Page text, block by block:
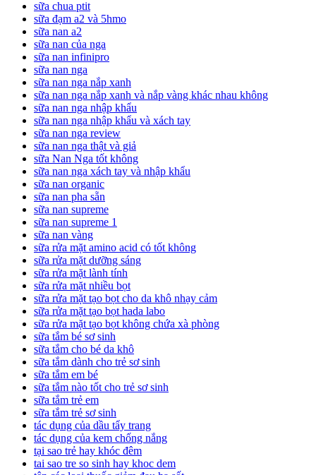
sữa chua ptit
sữa đạm a2 và 5hmo
sữa nan a2
sữa nan của nga
sữa nan infinipro
sữa nan nga
sữa nan nga nắp xanh
sữa nan nga nắp xanh và nắp vàng khác nhau không
sữa nan nga nhập khẩu
sữa nan nga nhập khẩu và xách tay
sữa nan nga review
sữa nan nga thật và giả
sữa Nan Nga tốt không
sữa nan nga xách tay và nhập khẩu
sữa nan organic
sữa nan pha sẵn
sữa nan supreme
sữa nan supreme 1
sữa nan vàng
sữa rửa mặt amino acid có tốt không
sữa rửa mặt dưỡng sáng
sữa rửa mặt lành tính
sữa rửa mặt nhiều bọt
sữa rửa mặt tạo bọt cho da khô nhạy cảm
sữa rửa mặt tạo bọt hada labo
sữa rửa mặt tạo bọt không chứa xà phòng
sữa tắm bé sơ sinh
sữa tắm cho bé da khô
sữa tắm dành cho trẻ sơ sinh
sữa tắm em bé
sữa tắm nào tốt cho trẻ sơ sinh
sữa tắm trẻ em
sữa tắm trẻ sơ sinh
tác dụng của dầu tẩy trang
tác dụng của kem chống nắng
tại sao trẻ hay khóc đêm
tai sao tre so sinh hay khoc dem